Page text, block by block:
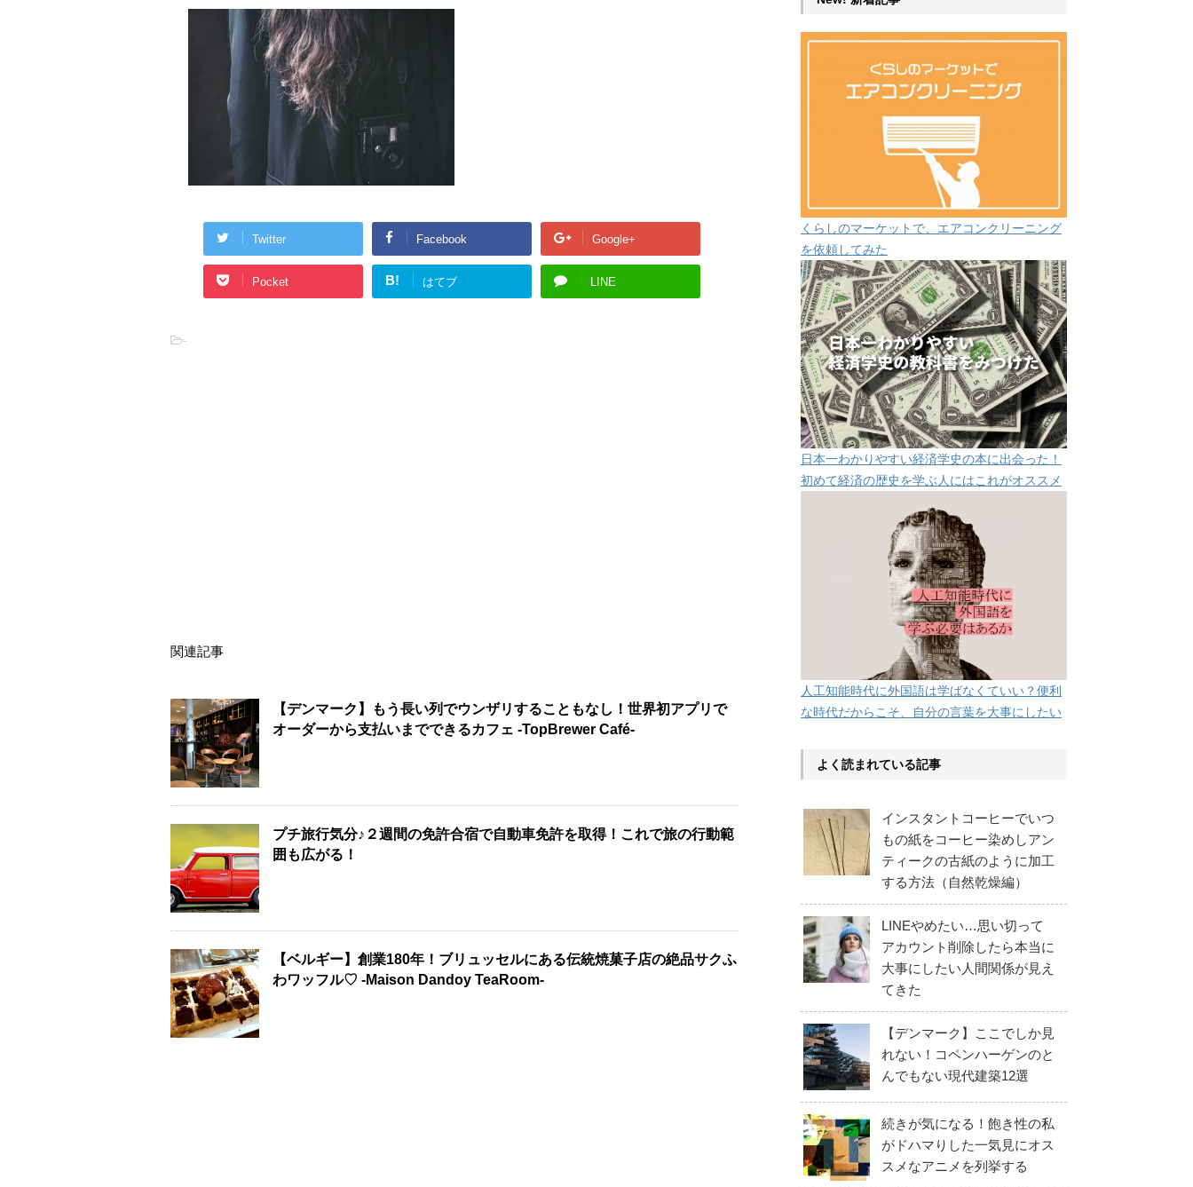
Twitter Facebook Google+
Pocket B! はてブ LINE
-
関連記事
【デンマーク】もう長い列でウンザリすることもなし！世界初アプリで
オーダーから支払いまでできるカフェ -TopBrewer Café-
プチ旅行気分♪２週間の免許合宿で自動車免許を取得！これで旅の行動範
囲も広がる！
【ベルギー】創業180年！ブリュッセルにある伝統焼菓子店の絶品サクふ
わワッフル♡ -Maison Dandoy TeaRoom-
くらしのマーケットで、エアコンクリーニング
を依頼してみた
日本一わかりやすい経済学史の本に出会った！
初めて経済の歴史を学ぶ人にはこれがオススメ
人工知能時代に外国語は学ばなくていい？便利
な時代だからこそ、自分の言葉を大事にしたい
よく読まれている記事
インスタントコーヒーでいつ
もの紙をコーヒー染めしアン
ティークの古紙のように加工
する方法（自然乾燥編）
LINEやめたい…思い切って
アカウント削除したら本当に
大事にしたい人間関係が見え
てきた
【デンマーク】ここでしか見
れない！コペンハーゲンのと
んでもない現代建築12選
続きが気になる！飽き性の私
がドハマりした一気見にオス
スメなアニメを列挙する